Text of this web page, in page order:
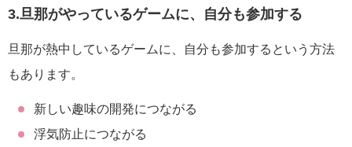
3.旦那がやっているゲームに、自分も参加する
旦那が熱中しているゲームに、自分も参加するという方法
もあります。
新しい趣味の開発につながる
浮気防止につながる